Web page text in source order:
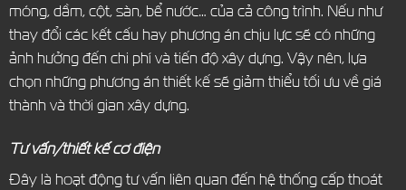
móng, dầm, cột, sàn, bể nước… của cả công trình. Nếu như
thay đổi các kết cấu hay phương án chịu lực sẽ có những
ảnh hưởng đến chi phí và tiến độ xây dựng. Vậy nên, lựa
chọn những phương án thiết kế sẽ giảm thiểu tối ưu về giá
thành và thời gian xây dựng.
Tư vấn/thiết kế cơ điện
Đây là hoạt động tư vấn liên quan đến hệ thống cấp thoát